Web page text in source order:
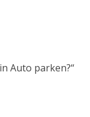
Auto parken?“